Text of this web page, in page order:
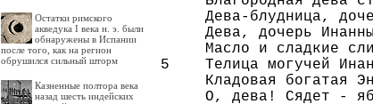
Остатки римского
акведука I века н. э. были
обнаружены в Испании
после того, как на регион
обрушился сильный шторм
Казненные полтора века
назад шесть индейских
Дева-блудница,
Дева, дочерь
Масло и сладкие
5    Телица могучей
Кладовая богатая
О, дева! Сядет -